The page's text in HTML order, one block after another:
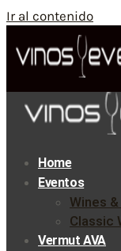
Ir al contenido
Home
Eventos
Wines
Classic
Vermut AVA